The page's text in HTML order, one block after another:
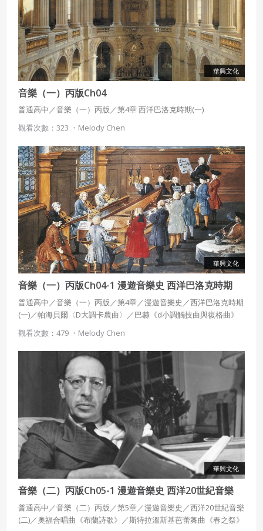
華興文化
音樂（一）丙版Ch04
普通高中／音樂（一）丙版／第4章 西洋巴洛克時期(一)
觀看次數：323 ・ Melody Chen
華興文化
音樂（一）丙版Ch04-1 漫遊音樂史 西洋巴洛克時期
(一)
普通高中／音樂（一）丙版／第4章／漫遊音樂史／西洋巴洛克時期
(一)／帕海貝爾〈D大調卡農曲〉／巴赫《d小調觸技曲與復格曲》
／韋瓦第協奏曲《四季》
觀看次數：479 ・ Melody Chen
華興文化
音樂（二）丙版Ch05-1 漫遊音樂史 西洋20世紀音樂
(二)
普通高中／音樂（二）丙版／第5章／漫遊音樂史／西洋20世紀音樂
(二)／奧福合唱曲《布蘭詩歌》／斯特拉溫斯基芭蕾舞曲《春之祭》